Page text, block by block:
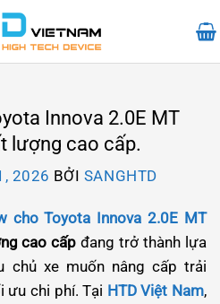
Innova 2.0E MT
lượng cao cấp.
2026 BỞI SANGHTD
cho Toyota Innova 2.0E MT
cao cấp đang trở thành lựa
chủ xe muốn nâng cấp trải
ưu chi phí. Tại HTD Việt Nam,